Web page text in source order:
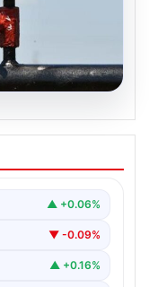
fiyatları
petrol
▲ +0.06%
▼ -0.09%
▲ +0.16%